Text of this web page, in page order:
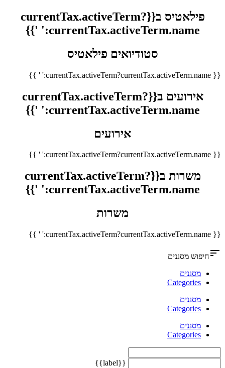
פילאטיס ב{{currentTax.activeTerm?
currentTax.activeTerm.name:' '}}
סטודיואים פילאטיס
{{ currentTax.activeTerm?currentTax.activeTerm.name:' ' }}
אירועים ב{{currentTax.activeTerm?
currentTax.activeTerm.name:' '}}
אירועים
{{ currentTax.activeTerm?currentTax.activeTerm.name:' ' }}
משרות ב{{currentTax.activeTerm?
currentTax.activeTerm.name:' '}}
משרות
{{ currentTax.activeTerm?currentTax.activeTerm.name:' ' }}
sortחיפוש מסננים
מסננים
Categories
מסננים
Categories
מסננים
Categories
{{label}}